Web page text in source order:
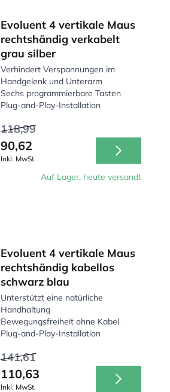
Evoluent 4 vertikale Maus
rechtshändig verkabelt
grau silber
Verhindert Verspannungen im
Handgelenk und Unterarm
Sechs programmierbare Tasten
Plug-and-Play-Installation
118,99
90,62
Inkl. MwSt.
Auf Lager, heute versandt
Evoluent 4 vertikale Maus
rechtshändig kabellos
schwarz blau
Unterstützt eine natürliche
Handhaltung
Bewegungsfreiheit ohne Kabel
Plug-and-Play-Installation
141,61
110,63
Inkl. MwSt.